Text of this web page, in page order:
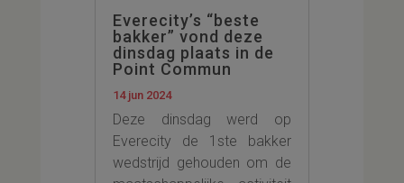
Everecity’s “beste
bakker” vond deze
dinsdag plaats in de
Point Commun
14 jun 2024
Deze dinsdag werd op
Everecity de 1ste bakker
wedstrijd gehouden om de